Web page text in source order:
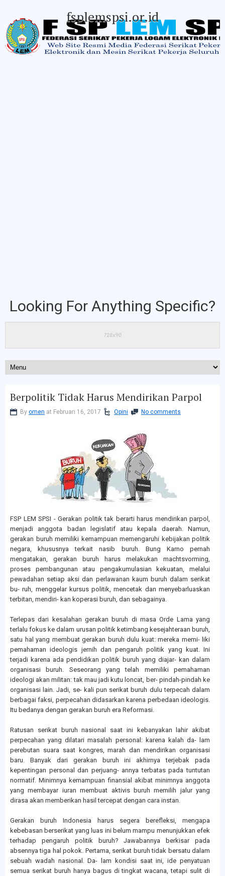
fsplemspsi.or.id
Looking For Anything Specific?
Berpolitik Tidak Harus Mendirikan Parpol
By omen at Februari 16, 2017 Opini No comments
FSP LEM SPSI - Gerakan politik tak berarti harus mendirikan parpol,
menjadi anggota badan legislatif atau kepala daerah. Namun,
gerakan buruh memiliki kemampuan memengaruhi kebijakan politik
negara, khususnya terkait nasib buruh. Bung Karno pernah
mengatakan, gerakan buruh harus melakukan machtsvorming,
proses pembangunan atau pengakumulasian kekuatan, melalui
pewadahan setiap aksi dan perlawanan kaum buruh dalam serikat
bu- ruh, menggelar kursus politik, mencetak dan menyebarluaskan
terbitan, mendiri- kan koperasi buruh, dan sebagainya.
Terlepas dari kesalahan gerakan buruh di masa Orde Lama yang
terlalu fokus ke dalam urusan politik ketimbang kesejahteraan buruh,
satu hal yang membuat gerakan buruh dulu kuat: mereka memi- liki
pemahaman ideologis jernih dan pengaruh politik yang kuat. Ini
terjadi karena ada pendidikan politik buruh yang diajar- kan dalam
organisasi buruh. Seseorang yang telah memiliki pemahaman
ideologi akan militan: tak mau jadi kutu loncat, ber- pindah-pindah ke
organisasi lain. Jadi, se- kali pun serikat buruh dulu terpecah dalam
berbagai faksi, perpecahan didasarkan karena perbedaan ideologis.
Itu bedanya dengan gerakan buruh era Reformasi.
Ratusan serikat buruh nasional saat ini kebanyakan lahir akibat
perpecahan yang dilatari masalah personal: karena kalah da- lam
perebutan suara saat kongres, marah dan mendirikan organisasi
baru. Banyak dari gerakan buruh ini akhirnya terjebak pada
kepentingan personal dan perjuang- annya terbatas pada tuntutan
normatif. Minimnya kemampuan finansial akibat minimnya anggota
yang membayar iuran membuat aktivis buruh memilih jalur yang
dirasa akan memberikan hasil tercepat dengan cara instan.
Gerakan buruh Indonesia harus segera berefleksi, mengapa
kebebasan berserikat yang luas ini belum mampu menunjukkan efek
terhadap pengaruh politik buruh? Jawabannya berkisar pada
absennya tiga hal pokok. Pertama, serikat buruh tidak bersatu dalam
sebuah wadah nasional. Da- lam kondisi saat ini, ide penyatuan
semua serikat buruh hanya bagus di tingkat wacana, tetapi sulit di